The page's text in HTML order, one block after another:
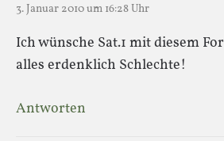
3. Januar 2010 um 16:28 Uhr
Ich wünsche Sat.1 mit diesem
alles erdenklich Schlechte!
Antworten